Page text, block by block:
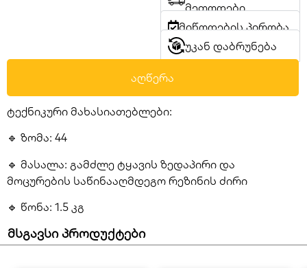
მეთოდები
მიწოდების პირობა
უკან დაბრუნება
აღწერა
ტექნიკური მახასიათებლები:
🔹 ზომა: 44
🔹 მასალა: გამძლე ტყავის ზედაპირი და
მოცურების საწინააღმდეგო რეზინის ძირი
🔹 წონა: 1.5 კგ
მსგავსი პროდუქტები